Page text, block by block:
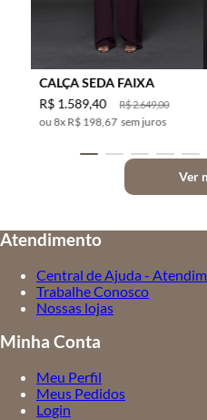
CALÇA SEDA FAIXA
R$2.649,00
R$ 1.589,40
8x R$ 198,67 sem juros
Ver
Atendimento
Central de Ajuda -
Trabalhe Conosco
Nossas lojas
Minha Conta
Meu Perfil
Meus Pedidos
Login